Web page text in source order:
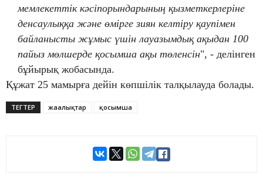
мемлекеттік кәсіпорындарының қызметкерлеріне
денсаулыққа және өмірге зиян келтіру қаупімен
байланысты жұмыс үшін лауазымдық ақыдан 100
пайыз мөлшерде қосымша ақы төленсін", - делінген
бұйырық жобасында.
Құжат 25 мамырға дейін көпшілік талқылауда болады.
ТЕГТЕР жаңалықтар қосымша